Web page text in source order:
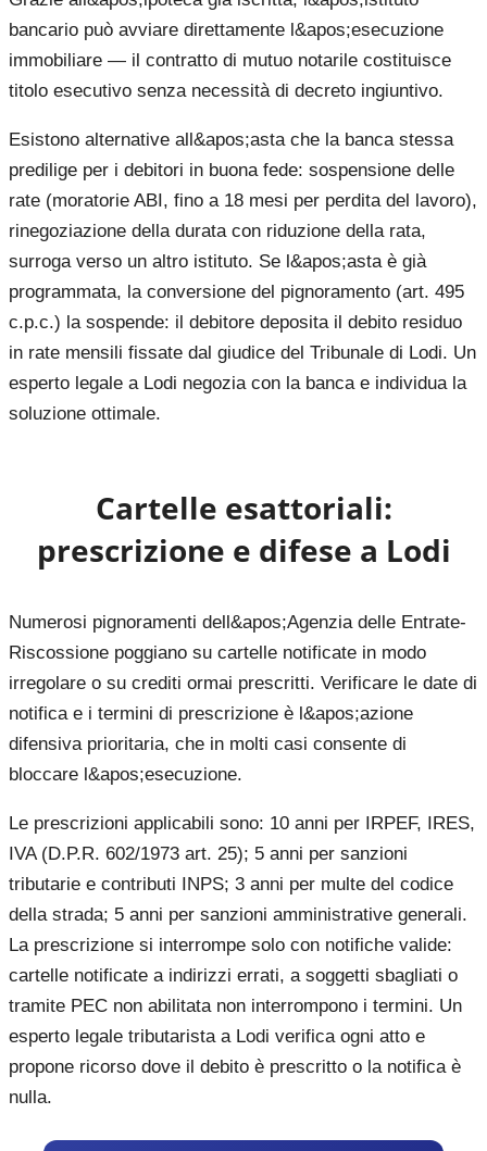
bancario può avviare direttamente l&apos;esecuzione
immobiliare — il contratto di mutuo notarile costituisce
titolo esecutivo senza necessità di decreto ingiuntivo.
Esistono alternative all&apos;asta che la banca stessa
predilige per i debitori in buona fede: sospensione delle
rate (moratorie ABI, fino a 18 mesi per perdita del lavoro),
rinegoziazione della durata con riduzione della rata,
surroga verso un altro istituto. Se l&apos;asta è già
programmata, la conversione del pignoramento (art. 495
c.p.c.) la sospende: il debitore deposita il debito residuo
in rate mensili fissate dal giudice del Tribunale di Lodi. Un
esperto legale a Lodi negozia con la banca e individua la
soluzione ottimale.
Cartelle esattoriali:
prescrizione e difese a Lodi
Numerosi pignoramenti dell&apos;Agenzia delle Entrate-
Riscossione poggiano su cartelle notificate in modo
irregolare o su crediti ormai prescritti. Verificare le date di
notifica e i termini di prescrizione è l&apos;azione
difensiva prioritaria, che in molti casi consente di
bloccare l&apos;esecuzione.
Le prescrizioni applicabili sono: 10 anni per IRPEF, IRES,
IVA (D.P.R. 602/1973 art. 25); 5 anni per sanzioni
tributarie e contributi INPS; 3 anni per multe del codice
della strada; 5 anni per sanzioni amministrative generali.
La prescrizione si interrompe solo con notifiche valide:
cartelle notificate a indirizzi errati, a soggetti sbagliati o
tramite PEC non abilitata non interrompono i termini. Un
esperto legale tributarista a Lodi verifica ogni atto e
propone ricorso dove il debito è prescritto o la notifica è
nulla.